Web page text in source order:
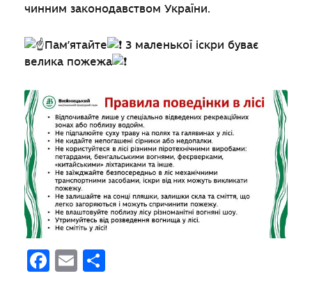
чинним законодавством України.
Пам’ятайте
З маленької іскри буває
велика пожежа
Facebook
Email